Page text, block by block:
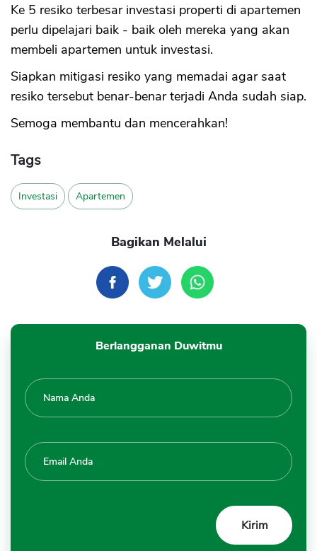
Ke 5 resiko terbesar investasi properti di apartemen
perlu dipelajari baik - baik oleh mereka yang akan
membeli apartemen untuk investasi.
Siapkan mitigasi resiko yang memadai agar saat
resiko tersebut benar-benar terjadi Anda sudah siap.
Semoga membantu dan mencerahkan!
Tags
Investasi Apartemen
Bagikan Melalui
Berlangganan Duwitmu